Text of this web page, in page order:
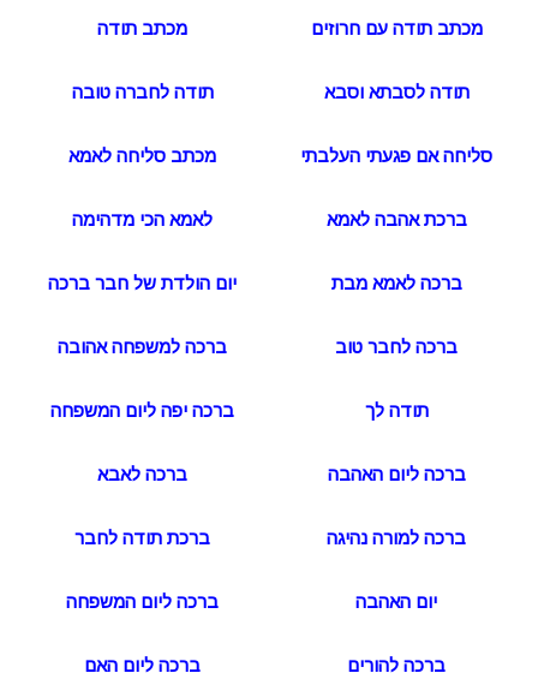
מכתב תודה עם חרוזים מכתב תודה
תודה לסבתא וסבא תודה לחברה טובה
סליחה אם פגעתי העלבתי מכתב סליחה לאמא
ברכת אהבה לאמא לאמא הכי מדהימה
ברכה לאמא מבת יום הולדת של חבר ברכה
ברכה לחבר טוב ברכה למשפחה אהובה
תודה לך ברכה יפה ליום המשפחה
ברכה ליום האהבה ברכה לאבא
ברכה למורה נהיגה ברכת תודה לחבר
יום האהבה ברכה ליום המשפחה
ברכה להורים ברכה ליום האם